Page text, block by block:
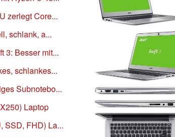
zerlegt Core...
schlank, a...
3: Besser mit...
schlankes...
Subnotebo...
Laptop
SSD, FHD) La...